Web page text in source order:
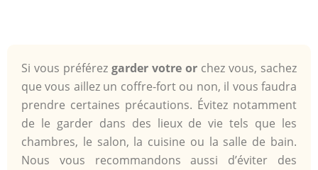
Si vous préférez garder votre or chez vous, sachez
que vous aillez un coffre-fort ou non, il vous faudra
prendre certaines précautions. Évitez notamment
de le garder dans des lieux de vie tels que les
chambres, le salon, la cuisine ou la salle de bain.
Nous vous recommandons aussi d’éviter des